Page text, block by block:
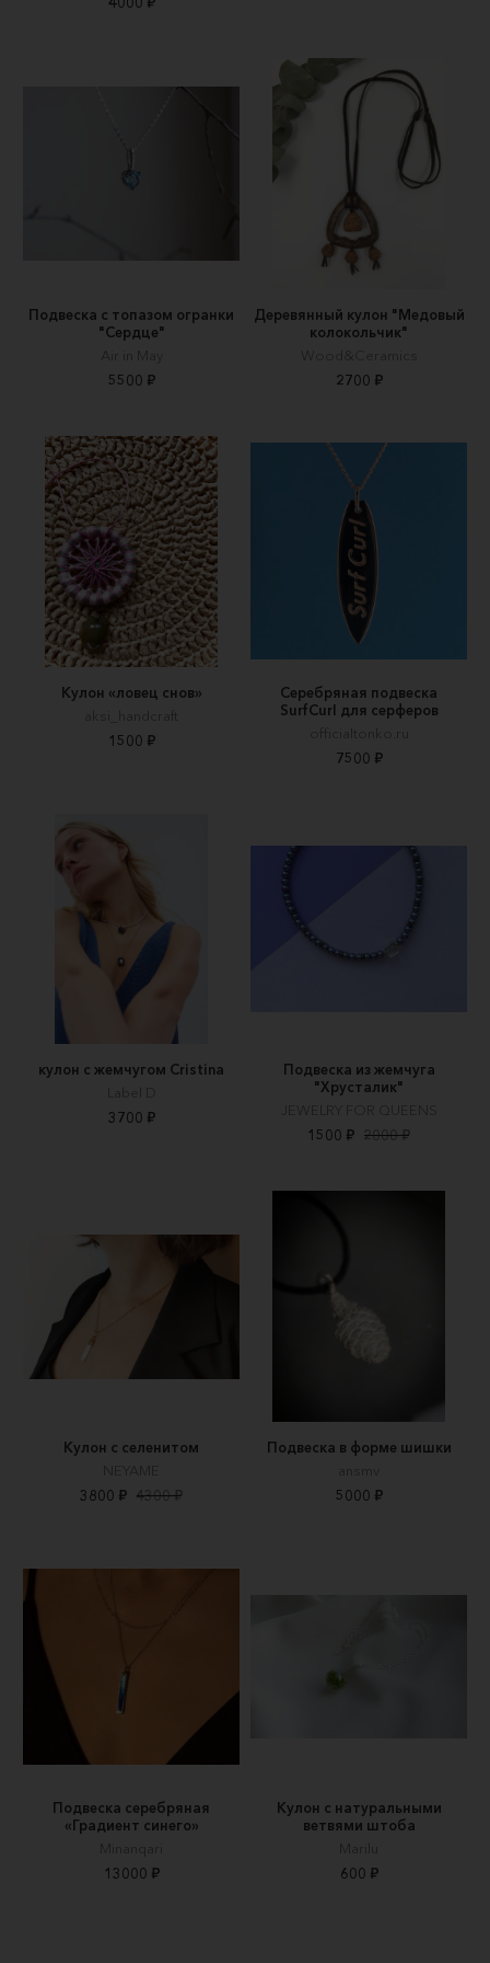
Подвеска с топазом огранки
"Сердце"
Air in May
5500 ₽
Деревянный кулон "Медовый
колокольчик"
Wood&Ceramics
2700 ₽
Кулон «ловец снов»
aksi_handcraft
1500 ₽
Серебряная подвеска
SurfCurl для серферов
officialtonko.ru
7500 ₽
кулон с жемчугом Cristina
Label D
3700 ₽
Подвеска из жемчуга
"Хрусталик"
JEWELRY FOR QUEENS
1500 ₽ 2000 ₽
Кулон с селенитом
NEYAME
3800 ₽ 4300 ₽
Подвеска в форме шишки
ansmv
5000 ₽
Подвеска серебряная
«Градиент синего»
Minanqari
13000 ₽
Кулон с натуральными
ветвями штоба
Marilu
600 ₽